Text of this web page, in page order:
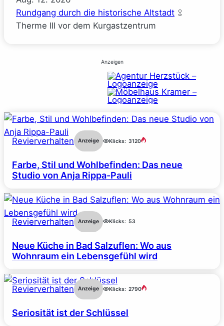
Rundgang durch die historische Altstadt
Therme III vor dem Kurgastzentrum
Anzeigen
Revierverhalten Anzeige Klicks: 3120
Farbe, Stil und Wohlbefinden: Das neue
Studio von Anja Rippa-Pauli
Revierverhalten Anzeige Klicks: 53
Neue Küche in Bad Salzuflen: Wo aus
Wohnraum ein Lebensgefühl wird
Revierverhalten Anzeige Klicks: 2790
Seriosität ist der Schlüssel